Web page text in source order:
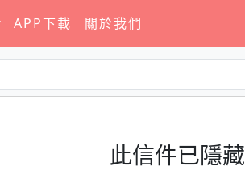
APP下載 關於我們
此信件已隱藏